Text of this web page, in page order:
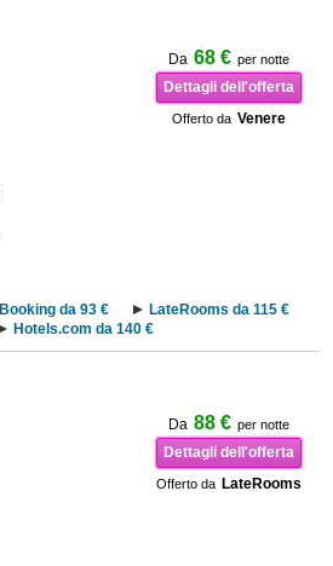
Da 68 € per notte
Dettagli dell'offerta
Offerto da Venere
Booking da 93 €
LateRooms da 115 €
Hotels.com da 140 €
Da 88 € per notte
Dettagli dell'offerta
Offerto da LateRooms